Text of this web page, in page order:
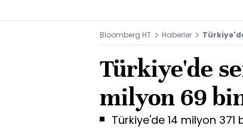
Bloomberg HT Haberler
Türkiye'de
milyon 69
Türkiye'de 14 milyon 371